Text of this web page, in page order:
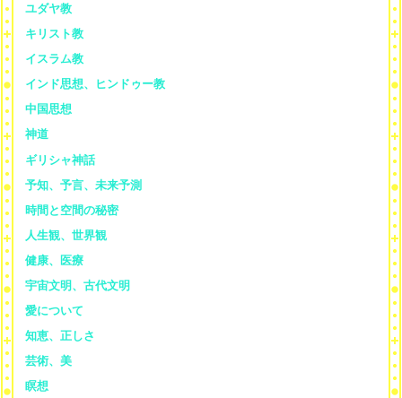
ユダヤ教
キリスト教
イスラム教
インド思想、ヒンドゥー教
中国思想
神道
ギリシャ神話
予知、予言、未来予測
時間と空間の秘密
人生観、世界観
健康、医療
宇宙文明、古代文明
愛について
知恵、正しさ
芸術、美
瞑想